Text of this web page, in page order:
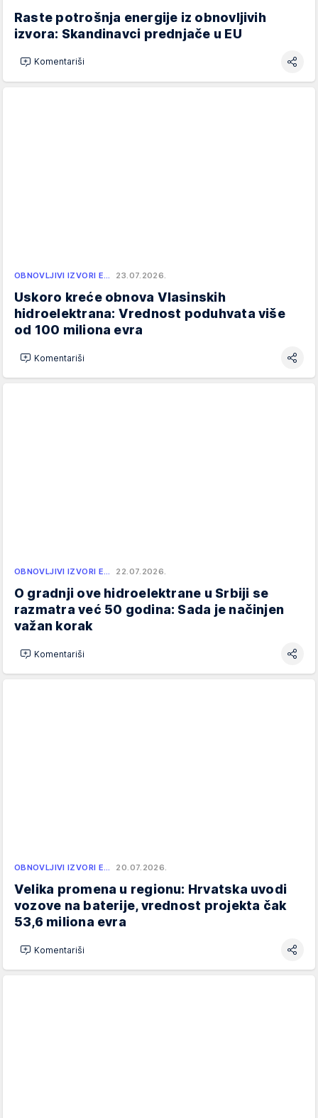
Raste potrošnja energije iz obnovljivih
izvora: Skandinavci prednjače u EU
Komentariši
OBNOVLJIVI IZVORI E… 23.07.2026.
Uskoro kreće obnova Vlasinskih
hidroelektrana: Vrednost poduhvata više
od 100 miliona evra
Komentariši
OBNOVLJIVI IZVORI E… 22.07.2026.
O gradnji ove hidroelektrane u Srbiji se
razmatra već 50 godina: Sada je načinjen
važan korak
Komentariši
OBNOVLJIVI IZVORI E… 20.07.2026.
Velika promena u regionu: Hrvatska uvodi
vozove na baterije, vrednost projekta čak
53,6 miliona evra
Komentariši